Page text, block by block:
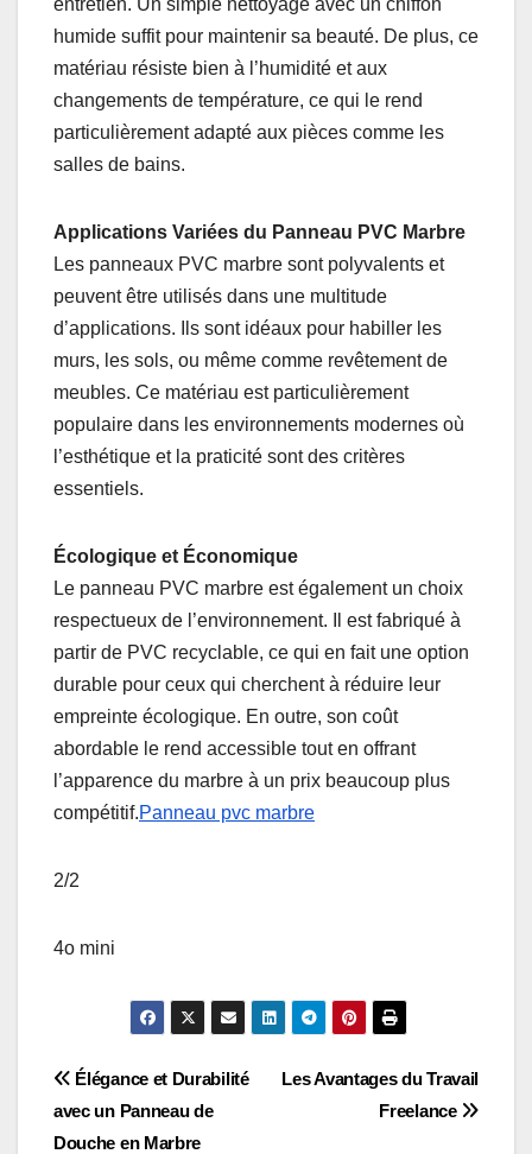
entretien. Un simple nettoyage avec un chiffon
humide suffit pour maintenir sa beauté. De plus, ce
matériau résiste bien à l’humidité et aux
changements de température, ce qui le rend
particulièrement adapté aux pièces comme les
salles de bains.
Applications Variées du Panneau PVC Marbre
Les panneaux PVC marbre sont polyvalents et
peuvent être utilisés dans une multitude
d’applications. Ils sont idéaux pour habiller les
murs, les sols, ou même comme revêtement de
meubles. Ce matériau est particulièrement
populaire dans les environnements modernes où
l’esthétique et la praticité sont des critères
essentiels.
Écologique et Économique
Le panneau PVC marbre est également un choix
respectueux de l’environnement. Il est fabriqué à
partir de PVC recyclable, ce qui en fait une option
durable pour ceux qui cherchent à réduire leur
empreinte écologique. En outre, son coût
abordable le rend accessible tout en offrant
l’apparence du marbre à un prix beaucoup plus
compétitif.Panneau pvc marbre
2/2
4o mini
Post
navigation
Les Avantages du Travail
Freelance
Élégance et Durabilité
avec un Panneau de
Douche en Marbre